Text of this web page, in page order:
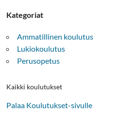
Kategoriat
Ammatillinen koulutus
Lukiokoulutus
Perusopetus
Kaikki koulutukset
Palaa Koulutukset-sivulle